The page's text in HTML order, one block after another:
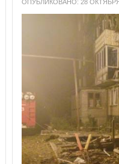
ОПУБЛИКОВАНО: 28